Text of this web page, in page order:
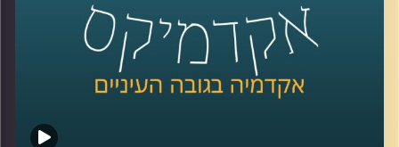
כדי להבין מה קורה בשוק הזה, אילו חידושים יש ומה האתגרים
הצטרפה אלינו היום ד"ר מיכל וקרט וולקין, משקיעה, ד״ר
בפיזיקה וחומרים, חברת דירקטוריון בחברות ציבוריות